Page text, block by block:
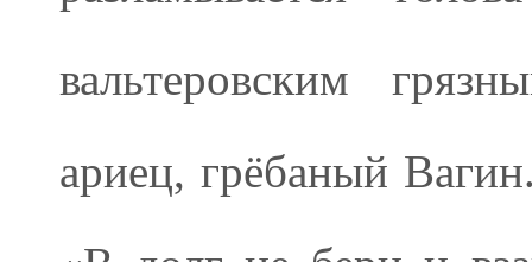
вальтеровским
ариец, грёбаный